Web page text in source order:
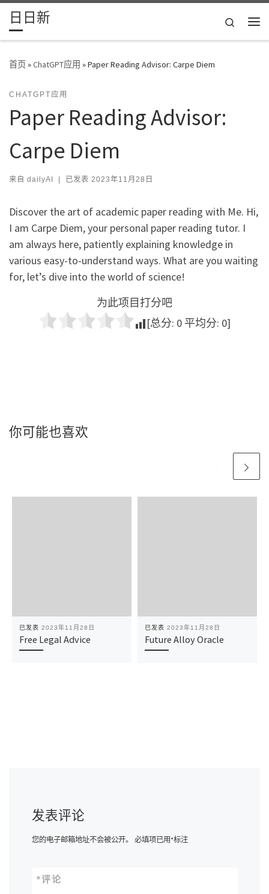
Skip to content
日日新
Search
首页»ChatGPT应用 »Paper Reading Advisor: Carpe Diem
CHATGPT应用
Paper Reading Advisor:
Carpe Diem
来自 dailyAI | 已发表 2023年11月28日
Discover the art of academic paper reading with Me. Hi,
I am Carpe Diem, your personal paper reading tutor. I
am always here, patiently explaining knowledge in
various easy-to-understand ways. What are you waiting
for, let’s dive into the world of science!
为此项目打分吧
[总分: 0 平均分: 0]
你可能也喜欢
已发表 2023年11月28日
Free Legal Advice
已发表 2023年11月28日
Future Alloy Oracle
发表评论
您的电子邮箱地址不会被公开。 必填项已用*标注
评论
*